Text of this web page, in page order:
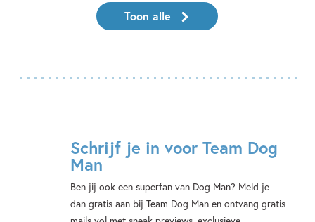
Toon alle
Schrijf je in voor Team Dog
Man
Ben jij ook een superfan van Dog Man? Meld je
dan gratis aan bij Team Dog Man en ontvang gratis